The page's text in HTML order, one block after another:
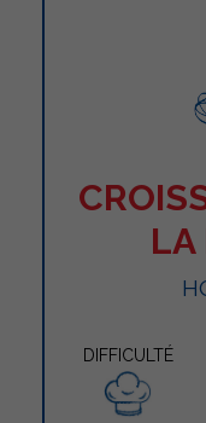
LA
DIFFICULTÉ